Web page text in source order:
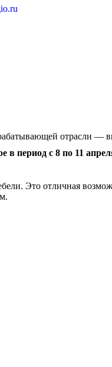
отрасли —
в период с 8 по 11
Это отличная